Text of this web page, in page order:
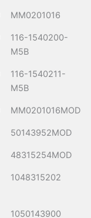
MM0201016
116-1540200-
M5B
116-1540211-
M5B
MM0201016MOD
50143952MOD
48315254MOD
1048315202
1050143900